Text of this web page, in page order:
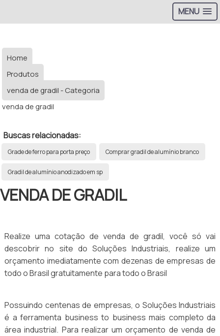
MENU
Home
Produtos
venda de gradil - Categoria
venda de gradil
Buscas relacionadas:
Grade de ferro para porta preço Comprar gradil de alumínio branco
Gradil de alumínio anodizado em sp
VENDA DE GRADIL
Realize uma cotação de venda de gradil, você só vai
descobrir no site do Soluções Industriais, realize um
orçamento imediatamente com dezenas de empresas de
todo o Brasil gratuitamente para todo o Brasil
Possuindo centenas de empresas, o Soluções Industriais
é a ferramenta business to business mais completo da
área industrial. Para realizar um orçamento de venda de